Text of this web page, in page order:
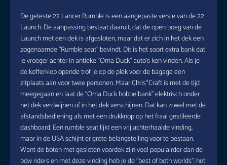
De geteste 22 Lancer Rumble is een aangepaste versie van de 22
Launch. De aanpassing bestaat daaruit, dat de open boeg van de
Launch met een dek is afgesloten, maar dat er zich in het dek een
zogenaamde “Rumble seat” bevindt. Dit is het soort extra bank dat
je vroeger achter in antieke “Oma Duck” auto’s kon vinden. Als je
de kofferklep opende trof je op de plek voor de bagage een
zitplaats aan voor twee personen. Maar Chris*Craft is met de tijd
meegegaan en laat de “Oma Duck hobbelbank” elektrisch onder
het dek verdwijnen of in het dek verschijnen. Dat kan zowel met de
afstandsbediening als met een drukknop op het fraai gestileerde
dashboard. Een rumble seat lijkt een vrij achterhaalde vinding,
maar in de USA schijnt er grote belangstelling voor te bestaan.
Want de boten met gesloten voordek zijn veel populairder dan de
bow riders en met deze vinding heb je de “best of both worlds”: het